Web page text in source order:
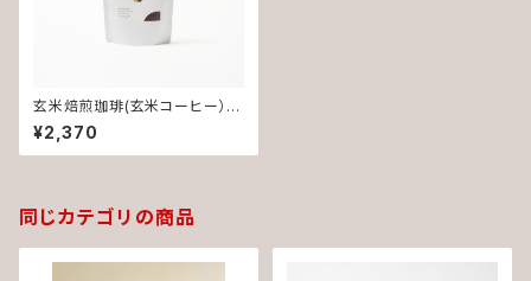
玄米焙煎珈琲(玄米コーヒー）ノ
ンカフェイン。ダイエットや病気
予防に効果的!!食物繊維やポリ
フェノ‐ルも豊富な玄米丸ごと
¥2,370
同じカテゴリの商品